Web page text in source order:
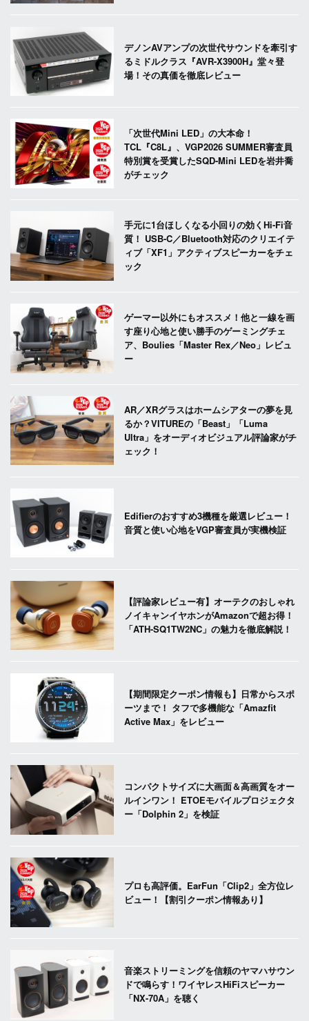
デノンAVアンプの次世代サウンドを牽引す
るミドルクラス『AVR-X3900H』堂々登
場！その真価を徹底レビュー
「次世代Mini LED」の大本命！
TCL『C8L』、VGP2026 SUMMER審査員
特別賞を受賞したSQD-Mini LEDを岩井喬
がチェック
手元に1台ほしくなる小回りの効くHi-Fi音
質！ USB-C／Bluetooth対応のクリエイテ
ィブ「XF1」アクティブスピーカーをチェ
ック
ゲーマー以外にもオススメ！他と一線を画
す座り心地と使い勝手のゲーミングチェ
ア、Boulies「Master Rex／Neo」レビュ
ー
AR／XRグラスはホームシアターの夢を見
るか？VITUREの「Beast」「Luma
Ultra」をオーディオビジュアル評論家がチ
ェック！
Edifierのおすすめ3機種を厳選レビュー！
音質と使い心地をVGP審査員が実機検証
【評論家レビュー有】オーテクのおしゃれ
ノイキャンイヤホンがAmazonで超お得！
「ATH-SQ1TW2NC」の魅力を徹底解説！
【期間限定クーポン情報も】日常からスポ
ーツまで！ タフで多機能な「Amazfit
Active Max」をレビュー
コンパクトサイズに大画面＆高画質をオー
ルインワン！ ETOEモバイルプロジェクタ
ー「Dolphin 2」を検証
プロも高評価。EarFun「Clip2」全方位レ
ビュー！【割引クーポン情報あり】
音楽ストリーミングを信頼のヤマハサウン
ドで鳴らす！ワイヤレスHiFiスピーカー
「NX-70A」を聴く